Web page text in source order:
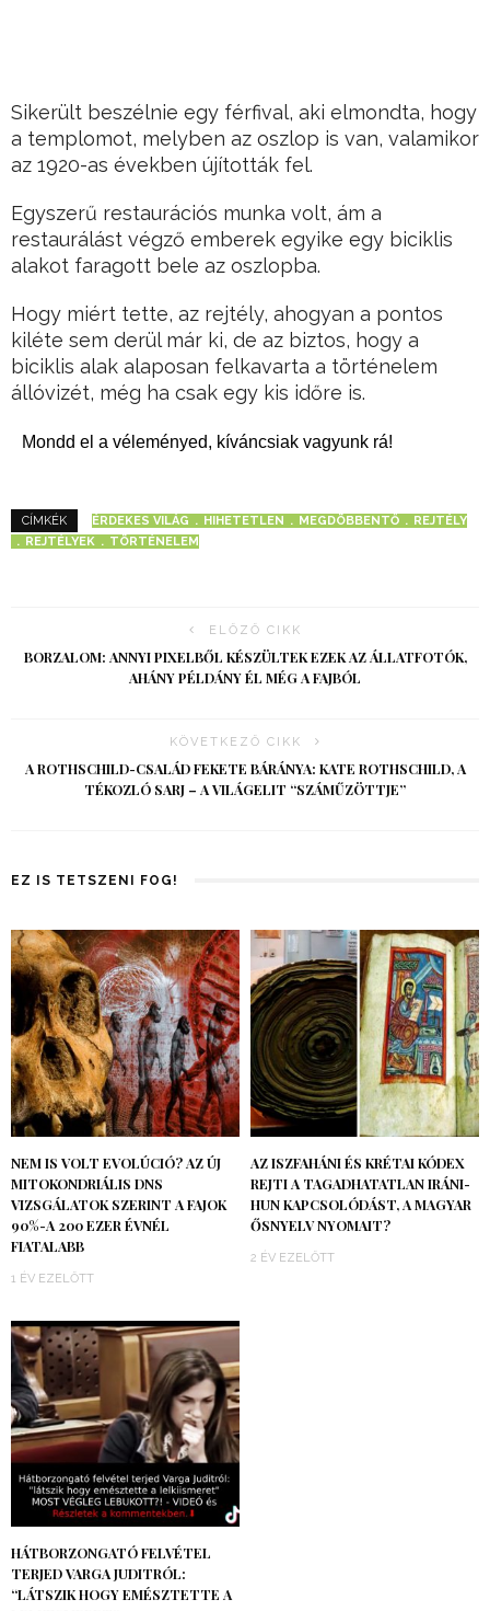
Sikerült beszélnie egy férfival, aki elmondta, hogy
a templomot, melyben az oszlop is van, valamikor
az 1920-as években újították fel.
Egyszerű restaurációs munka volt, ám a
restaurálást végző emberek egyike egy biciklis
alakot faragott bele az oszlopba.
Hogy miért tette, az rejtély, ahogyan a pontos
kiléte sem derül már ki, de az biztos, hogy a
biciklis alak alaposan felkavarta a történelem
állóvizét, még ha csak egy kis időre is.
Mondd el a véleményed, kíváncsiak vagyunk rá!
CÍMKÉK ÉRDEKES VILÁG HIHETETLEN MEGDÖBBENTŐ
REJTÉLY
REJTÉLYEK
TÖRTÉNELEM
ELŐZŐ CIKK
BORZALOM: ANNYI PIXELBŐL KÉSZÜLTEK EZEK AZ ÁLLATFOTÓK,
AHÁNY PÉLDÁNY ÉL MÉG A FAJBÓL
KÖVETKEZŐ CIKK
A ROTHSCHILD-CSALÁD FEKETE BÁRÁNYA: KATE ROTHSCHILD, A
TÉKOZLÓ SARJ – A VILÁGELIT “SZÁMŰZÖTTJE”
EZ IS TETSZENI FOG!
NEM IS VOLT EVOLÚCIÓ? AZ ÚJ
MITOKONDRIÁLIS DNS
VIZSGÁLATOK SZERINT A FAJOK
90%-A 200 EZER ÉVNÉL
FIATALABB
1 ÉV EZELŐTT
AZ ISZFAHÁNI ÉS KRÉTAI KÓDEX
REJTI A TAGADHATATLAN IRÁNI-
HUN KAPCSOLÓDÁST, A MAGYAR
ŐSNYELV NYOMAIT?
2 ÉV EZELŐTT
HÁTBORZONGATÓ FELVÉTEL
TERJED VARGA JUDITRÓL:
“LÁTSZIK HOGY EMÉSZTETTE A